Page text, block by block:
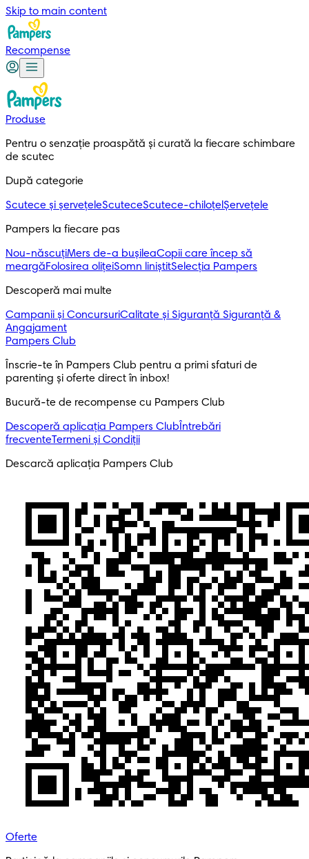
Skip to main content
Recompense
Produse
Pentru o senzație proaspătă și curată la fiecare schimbare
de scutec
După categorie
Scutece și șervețeleScuteceScutece-chiloțelȘervețele
Pampers la fiecare pas
Nou-născuțiMers de-a bușileaCopii care încep să
meargăFolosirea olițeiSomn liniștitSelecția Pampers
Descoperă mai multe
Campanii și ConcursuriCalitate și Siguranță Siguranță &
Angajament
Pampers Club
Înscrie-te în Pampers Club pentru a primi sfaturi de
parenting și oferte direct în inbox!
Bucură-te de recompense cu Pampers Club
Descoperă aplicația Pampers Club Întrebări
frecventeTermeni și Condiții
Descarcă aplicația Pampers Club
Oferte